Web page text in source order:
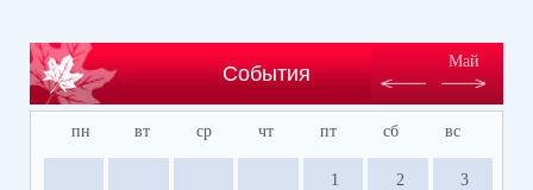
События
Май
пн вт ср чт пт сб вс
1 2 3